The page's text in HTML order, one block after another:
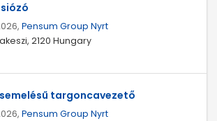
Pensum Group Nyrt
2120 Hungary
targoncavezető
Pensum Group Nyrt